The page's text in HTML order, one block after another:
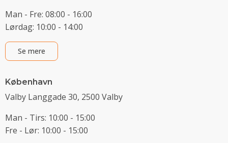
Man - Fre: 08:00 - 16:00
Lørdag: 10:00 - 14:00
Se mere
København
Valby Langgade 30, 2500 Valby
Man - Tirs: 10:00 - 15:00
Fre - Lør: 10:00 - 15:00